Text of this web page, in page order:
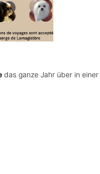
das ganze Jahr über in einer